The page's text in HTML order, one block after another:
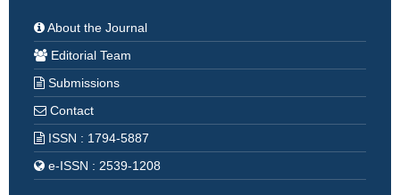
About the Journal
Editorial Team
Submissions
Contact
ISSN : 1794-5887
e-ISSN : 2539-1208